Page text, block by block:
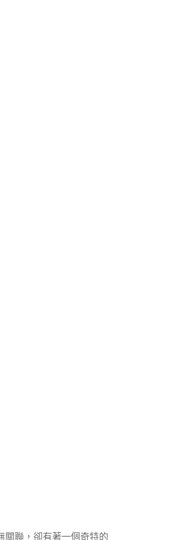
關聯，卻有著一個奇特的